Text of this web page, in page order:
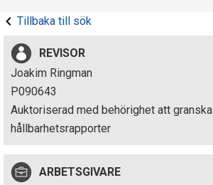
r
s
i
n
s
p
Tillbaka till sök
REVISOR
Joakim Ringman
P090643
Auktoriserad med behörighet att granska
hållbarhetsrapporter
ARBETSGIVARE